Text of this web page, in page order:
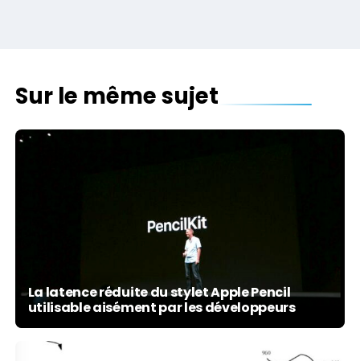
Sur le même sujet
La latence réduite du stylet Apple Pencil
utilisable aisément par les développeurs